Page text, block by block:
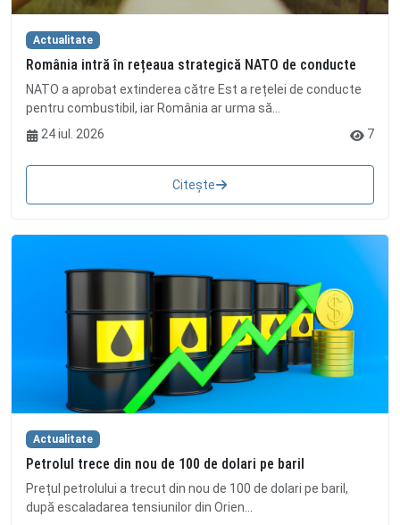
Actualitate
România intră în rețeaua strategică NATO de conducte
NATO a aprobat extinderea către Est a rețelei de conducte
pentru combustibil, iar România ar urma să...
24 iul. 2026
7
Citește
Actualitate
Petrolul trece din nou de 100 de dolari pe baril
Prețul petrolului a trecut din nou de 100 de dolari pe baril,
după escaladarea tensiunilor din Orien...